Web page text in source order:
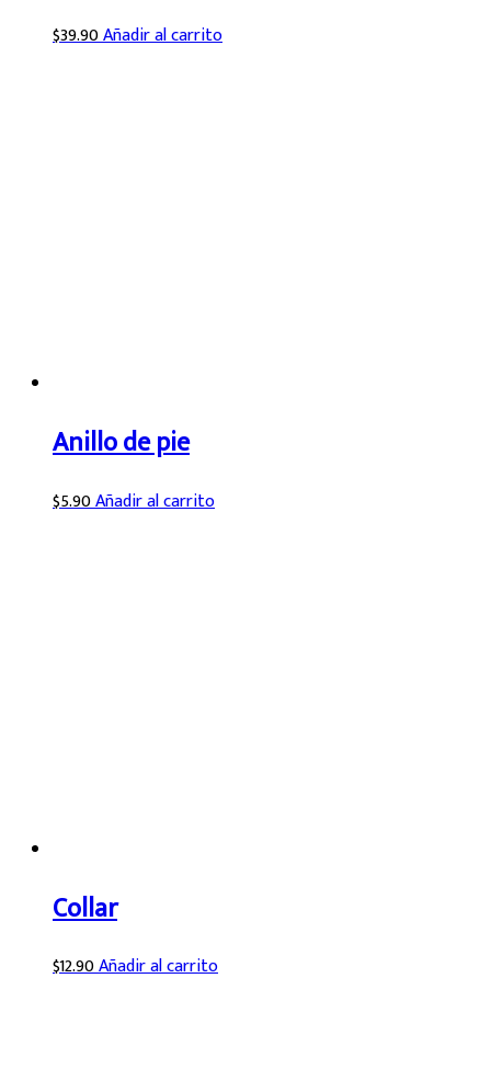
$39.90Añadir al carrito
Anillo de pie
$5.90Añadir al carrito
Collar
$12.90Añadir al carrito